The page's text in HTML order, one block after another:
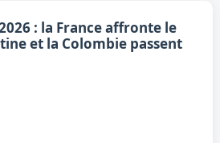
: la France affronte le
et la Colombie passent